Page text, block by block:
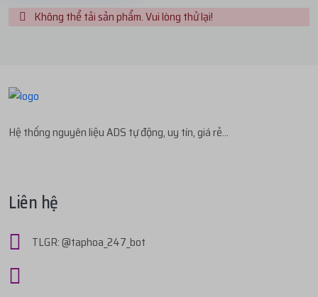
Không thể tải sản phẩm. Vui lòng thử lại!
Hệ thống nguyên liệu ADS tự động, uy tín, giá rẻ...
Liên hệ
TLGR: @taphoa_247_bot